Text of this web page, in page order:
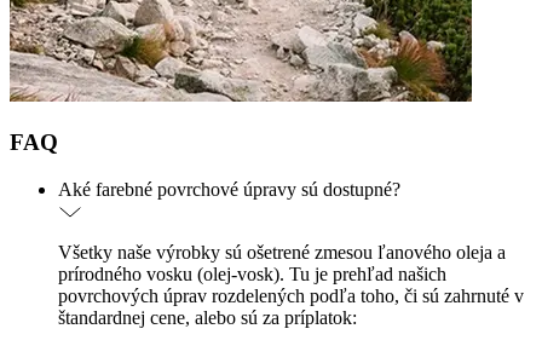
FAQ
Aké farebné povrchové úpravy sú dostupné?
Všetky naše výrobky sú ošetrené zmesou ľanového oleja a
prírodného vosku (olej-vosk). Tu je prehľad našich
povrchových úprav rozdelených podľa toho, či sú zahrnuté v
štandardnej cene, alebo sú za príplatok: